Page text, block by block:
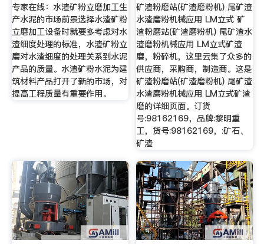
专家在线：水渣矿粉立磨加工生
产水泥的市场前景选择水渣矿粉
立磨加工设备时就要多考虑对水
渣细度处理的标准，水渣矿粉立
磨对水渣细度的处理关系到水泥
产品的质量。水渣矿粉水泥为建
筑材料产品打开了新的市场，对
提高工程质量有重要作用。
矿渣粉磨站(矿渣磨粉机) 尾矿渣
水渣磨粉机械应用 LM立式 矿
渣粉磨站(矿渣磨粉机) 尾矿渣水
渣磨粉机械应用 LM立式矿渣
磨，粉碎机，这里云集了众多的
供应商，采购商，制造商。这是
矿渣粉磨站(矿渣磨粉机) 尾矿渣
水渣磨粉机械应用 LM立式矿渣
磨的详细页面。订货
号:98162169，品牌:黎明重
工，货号:98162169，:矿石、
矿渣